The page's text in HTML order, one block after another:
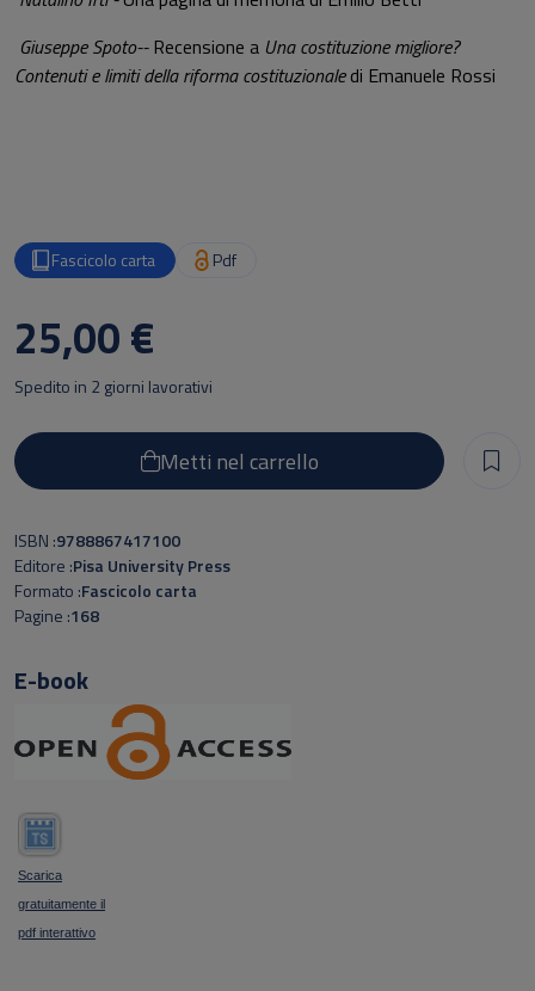
Giuseppe Spoto--Recensione a Una costituzione migliore?
Contenuti e limiti della riforma costituzionaledi Emanuele Rossi
Fascicolo carta Pdf
25,00 €
Metti nel carrello
Spedito in 2 giorni lavorativi
ISBN 9788867417100
Editore Pisa University Press
Formato Fascicolo carta
Pagine 168
E-book
Scarica
gratuitamente il
pdf interattivo